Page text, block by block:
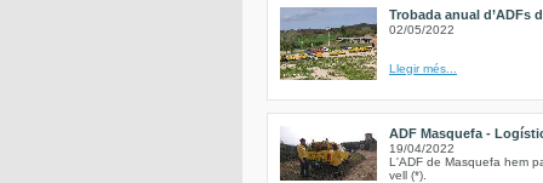
Trobada anual d’ADFs
02/05/2022
Llegir més...
ADF Masquefa -
19/04/2022
L'ADF de Masquefa hem
vell (*).